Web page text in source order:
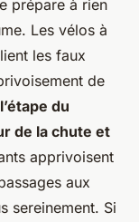
prépare à rien
Les vélos à
les faux
de
du
de la chute et
apprivoisent
aux
sereinement. Si